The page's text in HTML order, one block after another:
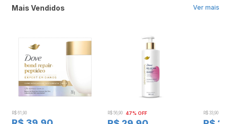
Ver mais
Mais Vendidos
R$ 61,90 R$ 56,90 47% OFF R$ 33,90